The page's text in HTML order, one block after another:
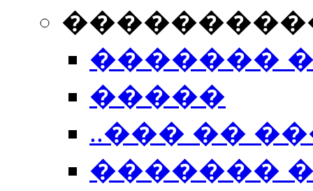
�������
�����
..��� ��
�������